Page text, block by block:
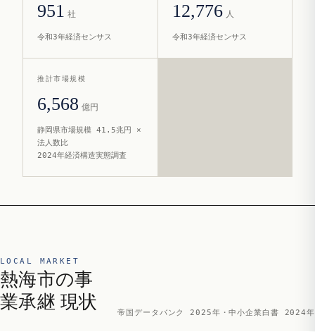
951 社
令和3年経済センサス
12,776 人
令和3年経済センサス
推計市場規模
6,568 億円
静岡県市場規模 41.5兆円 ×
法人数比
2024年経済構造実態調査
LOCAL MARKET
熱海市の事
業承継 現状
帝国データバンク 2025年・中小企業白書 2024年